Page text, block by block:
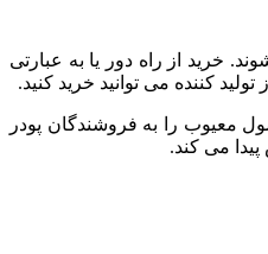
خرید از راه دور یا به عبارتی
کننده می توانید خرید کنید.
معیوب را به فروشندگان پودر
می کند.